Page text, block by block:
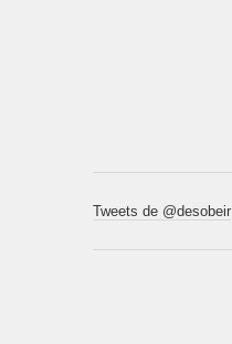
Tweets de @desobeir